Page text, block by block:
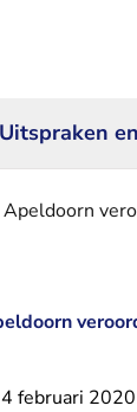
Uitspraken
4 februari 2020